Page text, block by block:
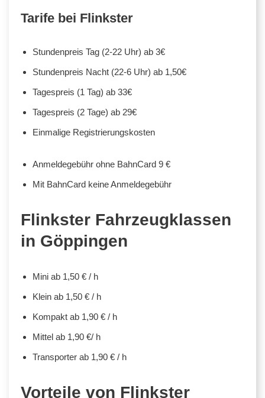
Tarife bei Flinkster
Stundenpreis Tag (2-22 Uhr) ab 3€
Stundenpreis Nacht (22-6 Uhr) ab 1,50€
Tagespreis (1 Tag) ab 33€
Tagespreis (2 Tage) ab 29€
Einmalige Registrierungskosten
Anmeldegebühr ohne BahnCard 9 €
Mit BahnCard keine Anmeldegebühr
Flinkster Fahrzeugklassen
in Göppingen
Mini ab 1,50 € / h
Klein ab 1,50 € / h
Kompakt ab 1,90 € / h
Mittel ab 1,90 €/ h
Transporter ab 1,90 € / h
Vorteile von Flinkster